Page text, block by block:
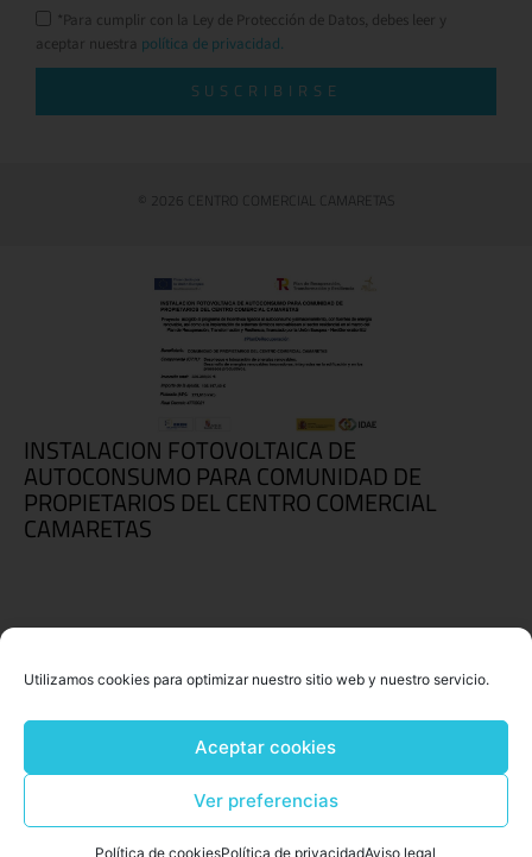
Utilizamos cookies para optimizar nuestro sitio web y nuestro servicio.
Aceptar cookies
Ver preferencias
Política de cookiesPolítica de privacidadAviso legal
*Para cumplir con la Ley de Protección de Datos, debes leer y
aceptar nuestra política de privacidad.
SUSCRIBIRSE
© 2026 CENTRO COMERCIAL CAMARETAS
INSTALACION FOTOVOLTAICA DE
AUTOCONSUMO PARA COMUNIDAD DE
PROPIETARIOS DEL CENTRO COMERCIAL
CAMARETAS